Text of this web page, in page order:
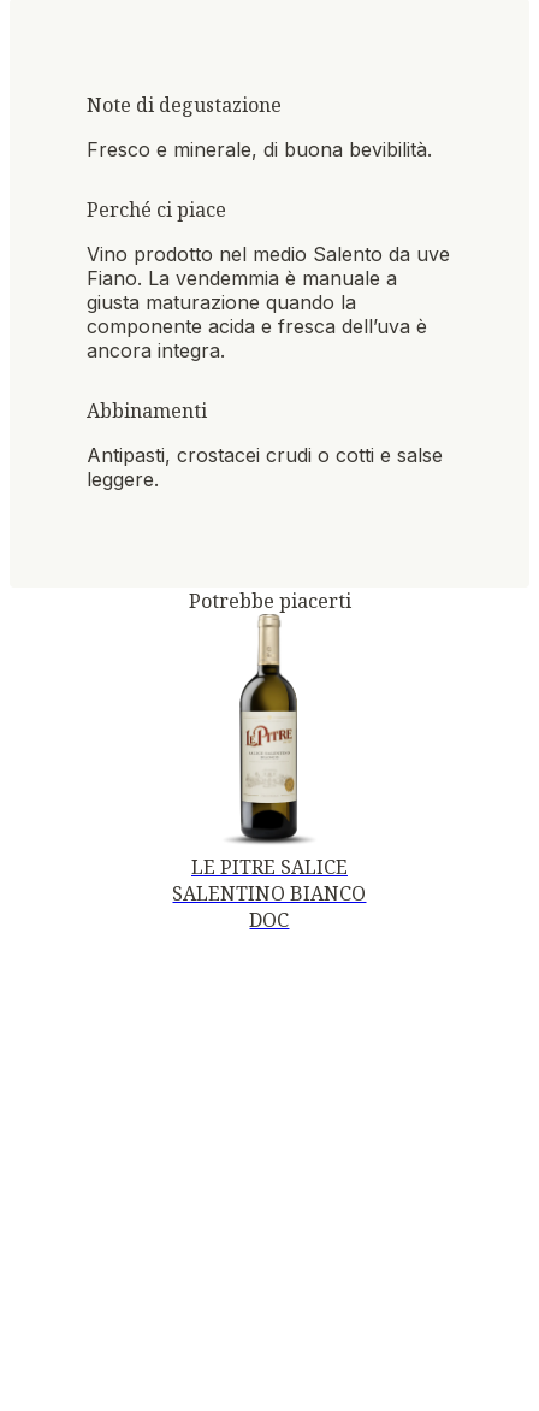
Note di degustazione
Fresco e minerale, di buona bevibilità.
Perché ci piace
Vino prodotto nel medio Salento da uve
Fiano. La vendemmia è manuale a
giusta maturazione quando la
componente acida e fresca dell’uva è
ancora integra.
Abbinamenti
Antipasti, crostacei crudi o cotti e salse
leggere.
Potrebbe piacerti
LE PITRE SALICE
SALENTINO BIANCO
DOC